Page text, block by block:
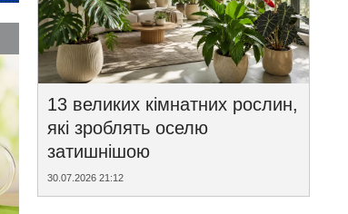
13 великих кімнатних рослин,
які зроблять оселю
затишнішою
30.07.2026 21:12